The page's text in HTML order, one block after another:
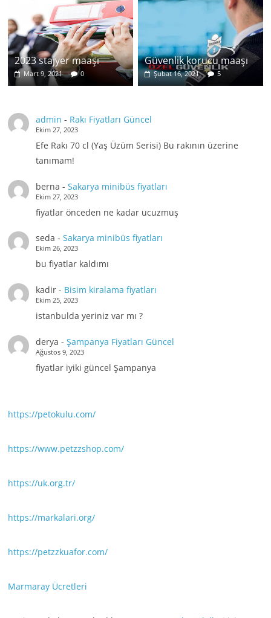
2023 stajyer maaşı
Mart 9, 2021 0
Güvenlik korucu maaşı
Şubat 16, 2021 5
admin - Rakı Fiyatları Güncel
Ekim 27, 2023
Efe Rakı 70 cl (Yaş Üzüm Serisi) Bu rakının üzerine
tanımam!
berna - Sakarya minibüs fiyatları
Ekim 27, 2023
fiyatlar önceden ne kadar ucuzmuş
seda - Sakarya minibüs fiyatları
Ekim 26, 2023
bu fiyatlar kaldımı
kadir- Bisim kiralama fiyatları
Ekim 25, 2023
istanbulda yeriniz var mı ?
derya - Şampanya Fiyatları Güncel
Ağustos 9, 2023
fiyatlar iyiki güncel Şampanya
https://petokulu.com/
https://www.petzzshop.com/
https://uk.org.tr/
https://markalari.org/
https://petzzkuafor.com/
Marmaray Ücretleri